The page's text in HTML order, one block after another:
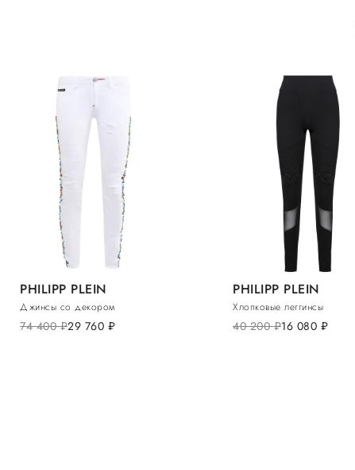
PHILIPP PLEIN
Джинсы со декором
74 400руб.29 760 руб.
PHILIPP PLEIN
Хлопковые леггинсы
40 200руб.16 080 руб.